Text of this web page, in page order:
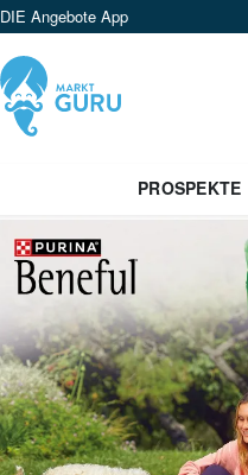
DIE Angebote App
PROSPEKTE